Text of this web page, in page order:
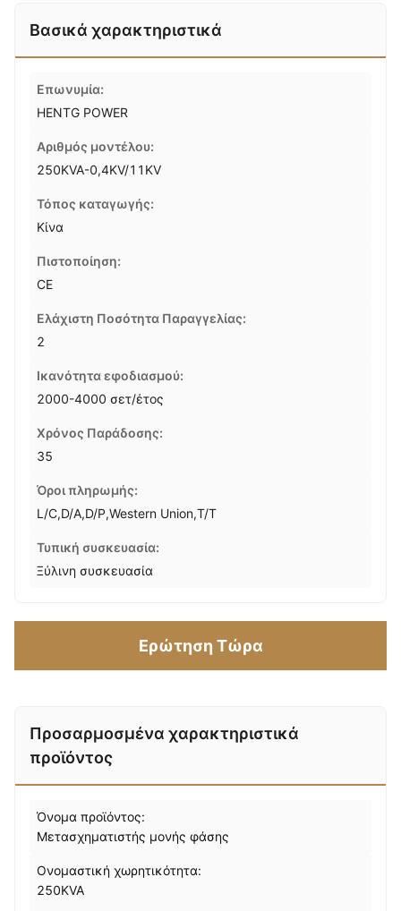
Βασικά χαρακτηριστικά
Επωνυμία:
HENTG POWER
Αριθμός μοντέλου:
250KVA-0,4KV/11KV
Τόπος καταγωγής:
Κίνα
Πιστοποίηση:
CE
Ελάχιστη Ποσότητα Παραγγελίας:
2
Ικανότητα εφοδιασμού:
2000-4000 σετ/έτος
Χρόνος Παράδοσης:
35
Όροι πληρωμής:
L/C,D/A,D/P,Western Union,T/T
Τυπική συσκευασία:
Ξύλινη συσκευασία
Ερώτηση Τώρα
Προσαρμοσμένα χαρακτηριστικά
προϊόντος
Όνομα προϊόντος:
Μετασχηματιστής μονής φάσης
Ονομαστική χωρητικότητα:
250KVA